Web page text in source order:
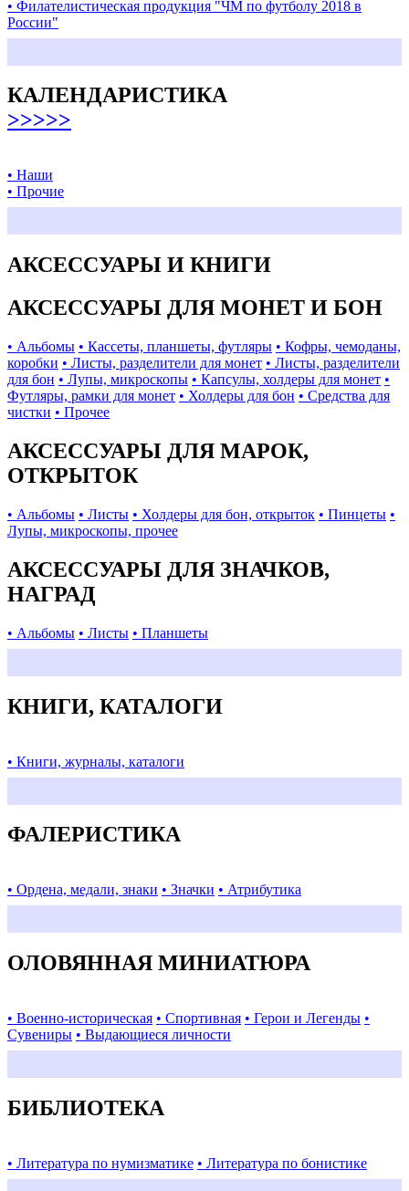
• Филателистическая продукция "ЧМ по футболу 2018 в
России"
КАЛЕНДАРИСТИКА
>>>>>
• Наши
• Прочие
АКСЕССУАРЫ И КНИГИ
АКСЕССУАРЫ ДЛЯ МОНЕТ И БОН
• Альбомы • Кассеты, планшеты, футляры • Кофры, чемоданы,
коробки • Листы, разделители для монет • Листы, разделители
для бон • Лупы, микроскопы • Капсулы, холдеры для монет •
Футляры, рамки для монет • Холдеры для бон • Средства для
чистки • Прочее
АКСЕССУАРЫ ДЛЯ МАРОК,
ОТКРЫТОК
• Альбомы • Листы • Холдеры для бон, открыток • Пинцеты •
Лупы, микроскопы, прочее
АКСЕССУАРЫ ДЛЯ ЗНАЧКОВ,
НАГРАД
• Альбомы • Листы • Планшеты
КНИГИ, КАТАЛОГИ
• Книги, журналы, каталоги
ФАЛЕРИСТИКА
• Ордена, медали, знаки • Значки • Атрибутика
ОЛОВЯННАЯ МИНИАТЮРА
• Военно-историческая • Спортивная • Герои и Легенды •
Сувениры • Выдающиеся личности
БИБЛИОТЕКА
• Литература по нумизматике • Литература по бонистике